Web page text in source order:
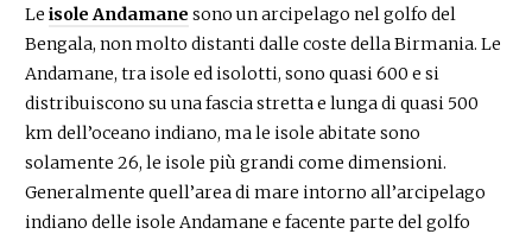
Le isole Andamane sono un arcipelago nel golfo del
Bengala, non molto distanti dalle coste della Birmania. Le
Andamane, tra isole ed isolotti, sono quasi 600 e si
distribuiscono su una fascia stretta e lunga di quasi 500
km dell’oceano indiano, ma le isole abitate sono
solamente 26, le isole più grandi come dimensioni.
Generalmente quell’area di mare intorno all’arcipelago
indiano delle isole Andamane e facente parte del golfo